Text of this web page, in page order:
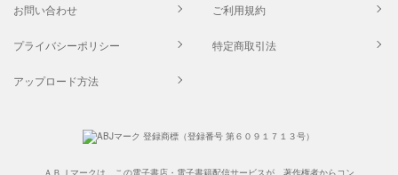
お問い合わせ ご利用規約
プライバシーポリシー 特定商取引法
アップロード方法